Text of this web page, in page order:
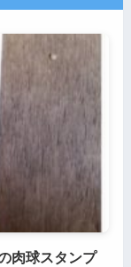
肉球スタンプ